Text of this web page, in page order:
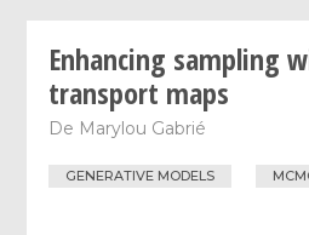
Enhancing sampling
transport maps
De Marylou Gabrié
GENERATIVE MODELS